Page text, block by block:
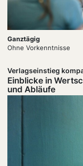
Dauer:
Ganztägig
Level
Ohne Vorkenntnisse
Verlagseinstieg
Einblicke in
und Abläufe